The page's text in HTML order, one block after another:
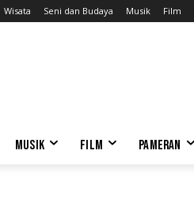
Wisata Seni dan Budaya Musik Film
MUSIK FILM PAMERAN